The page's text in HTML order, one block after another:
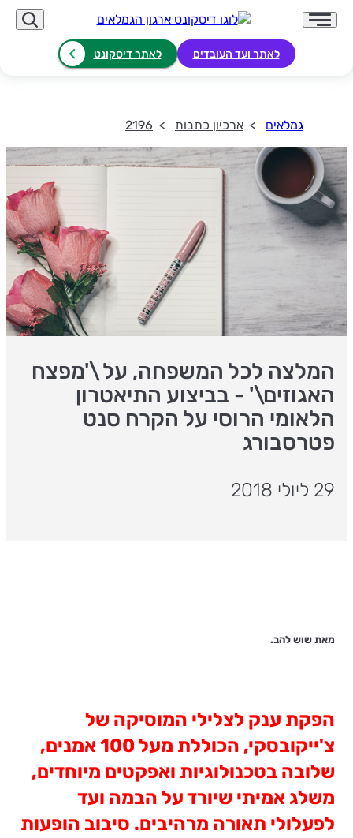
לאתר ועד העובדים לאתר דיסקונט
גמלאים ארכיון כתבות 2196
המלצה לכל המשפחה, על \'מפצח
האגוזים\' - בביצוע התיאטרון
הלאומי הרוסי על הקרח סנט
פטרסבורג
29 ליולי 2018
מאת שוש להב.
הפקת ענק לצלילי המוסיקה של
צ'ייקובסקי, הכוללת מעל 100 אמנים,
שלובה בטכנולוגיות ואפקטים מיוחדים,
משלג אמיתי שיורד על הבמה ועד
לפעלולי תאורה מרהיבים. סיבוב הופעות